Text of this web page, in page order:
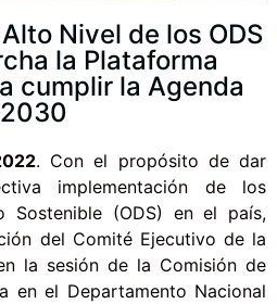
Nivel de los ODS
la Plataforma
cumplir la Agenda
2030
. Con el propósito de dar
implementación de los
Sostenible (ODS) en el país,
del Comité Ejecutivo de la
la sesión de la Comisión de
en el Departamento Nacional